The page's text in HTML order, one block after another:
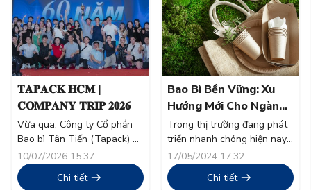
𝐓𝐀𝐏𝐀𝐂𝐊 𝐇𝐂𝐌 |
𝐂𝐎𝐌𝐏𝐀𝐍𝐘 𝐓𝐑𝐈𝐏 𝟐𝟎𝟐𝟔
Vừa qua, Công ty Cổ phần
Bao bì Tân Tiến (Tapack) đã
tổ chức thành công chương
trình nghỉ mát thường niên
“Company Trip 2026” cho
10/07/2026 15:37
Chi tiết
Bao Bì Bền Vững: Xu
Hướng Mới Cho Ngành
Thực Phẩm
Trong thị trường đang phát
triển nhanh chóng hiện nay,
tính bền vững đã vượt xa
khỏi một từ thông dụng và
trở thành nền tảng trong
17/05/2024 17:32
Chi tiết